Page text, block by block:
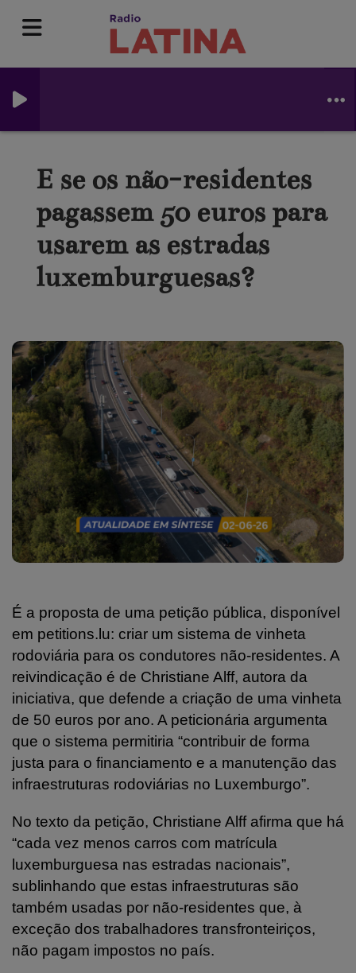
E se os não-residentes
pagassem 50 euros para
usarem as estradas
luxemburguesas?
É a proposta de uma petição pública, disponível
em petitions.lu: criar um sistema de vinheta
rodoviária para os condutores não-residentes. A
reivindicação é de Christiane Alff, autora da
iniciativa, que defende a criação de uma vinheta
de 50 euros por ano. A peticionária argumenta
que o sistema permitiria “contribuir de forma
justa para o financiamento e a manutenção das
infraestruturas rodoviárias no Luxemburgo”.
No texto da petição, Christiane Alff afirma que há
“cada vez menos carros com matrícula
luxemburguesa nas estradas nacionais”,
sublinhando que estas infraestruturas são
também usadas por não-residentes que, à
exceção dos trabalhadores transfronteiriços,
não pagam impostos no país.